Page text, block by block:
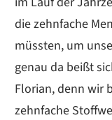
die zehnfache
müssten, um
genau da beißt
Florian, denn wir
zehnfache